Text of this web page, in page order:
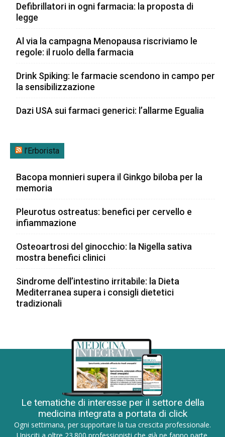
Defibrillatori in ogni farmacia: la proposta di
legge
Al via la campagna Menopausa riscriviamo le
regole: il ruolo della farmacia
Drink Spiking: le farmacie scendono in campo per
la sensibilizzazione
Dazi USA sui farmaci generici: l’allarme Egualia
l’Erborista
Bacopa monnieri supera il Ginkgo biloba per la
memoria
Pleurotus ostreatus: benefici per cervello e
infiammazione
Osteoartrosi del ginocchio: la Nigella sativa
mostra benefici clinici
Sindrome dell’intestino irritabile: la Dieta
Mediterranea supera i consigli dietetici
tradizionali
Le tematiche di interesse per il settore della
medicina integrata a portata di click
Ogni settimana, per supportare la tua crescita professionale.